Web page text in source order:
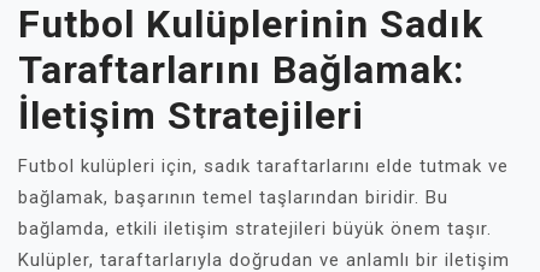
Futbol Kulüplerinin Sadık
Taraftarlarını Bağlamak:
İletişim Stratejileri
Futbol kulüpleri için, sadık taraftarlarını elde tutmak ve
bağlamak, başarının temel taşlarından biridir. Bu
bağlamda, etkili iletişim stratejileri büyük önem taşır.
Kulüpler, taraftarlarıyla doğrudan ve anlamlı bir iletişim